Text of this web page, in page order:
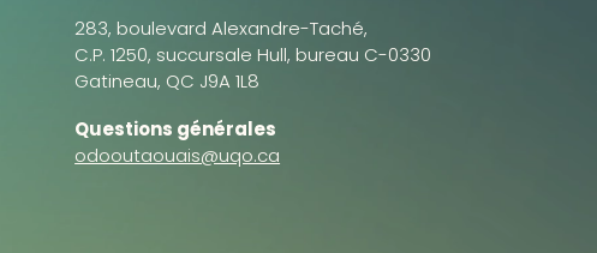
283, boulevard Alexandre-Taché,
C.P. 1250, succursale Hull, bureau C-0330
Gatineau, QC J9A 1L8
Questions générales
odooutaouais@uqo.ca